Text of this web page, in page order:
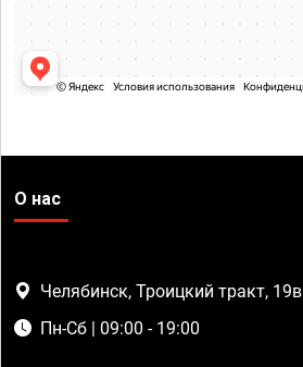
О нас
Челябинск, Троицкий тракт, 19в
Пн-Сб | 09:00 - 19:00